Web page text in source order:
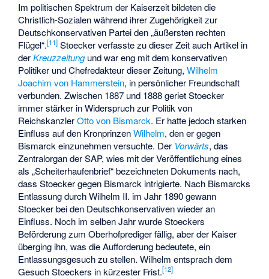
Im politischen Spektrum der Kaiserzeit bildeten die
Christlich-Sozialen während ihrer Zugehörigkeit zur
Deutschkonservativen Partei den „äußersten rechten
Flügel“.[11] Stoecker verfasste zu dieser Zeit auch Artikel in
derKreuzzeitungund war eng mit dem konservativen
Politiker und Chefredakteur dieser Zeitung,Wilhelm
Joachim von Hammerstein, in persönlicher Freundschaft
verbunden. Zwischen 1887 und 1888 geriet Stoecker
immer stärker in Widerspruch zur Politik von
ReichskanzlerOtto von Bismarck. Er hatte jedoch starken
Einfluss auf den KronprinzenWilhelm, den er gegen
Bismarck einzunehmen versuchte. Der Vorwärts, das
Zentralorgan der SAP, wies mit der Veröffentlichung eines
als „Scheiterhaufenbrief“ bezeichneten Dokuments nach,
dass Stoecker gegen Bismarck intrigierte. Nach Bismarcks
Entlassung durch Wilhelm II. im Jahr 1890 gewann
Stoecker bei den Deutschkonservativen wieder an
Einfluss. Noch im selben Jahr wurde Stoeckers
Beförderung zum Oberhofprediger fällig, aber der Kaiser
überging ihn, was die Aufforderung bedeutete, ein
Entlassungsgesuch zu stellen. Wilhelm entsprach dem
Gesuch Stoeckers in kürzester Frist.[12]